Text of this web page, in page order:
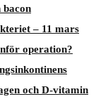
bacon
– 11 mars
operation?
och D-vitamin